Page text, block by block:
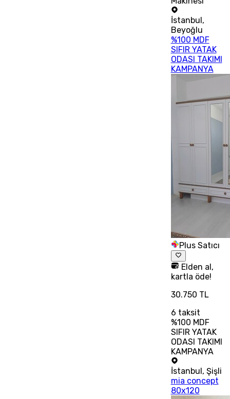
İstanbul,
Beyoğlu
%100 MDF
SIFIR YATAK
ODASI TAKIMI
KAMPANYA
Plus Satıcı
Elden al,
kartla öde!
30.750 TL
6 taksit
%100 MDF
SIFIR YATAK
ODASI TAKIMI
KAMPANYA
İstanbul, Şişli
mia concept
80x120